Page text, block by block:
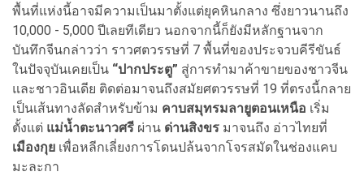
พื้นที่แห่งนี้อาจมีความเป็นมาตั้งแต่ยุคหินกลาง ซึ่งยาวนานถึง
10,000 - 5,000 ปีเลยทีเดียว นอกจากนี้ก็ยังมีหลักฐานจาก
บันทึกจีนกล่าวว่า ราวศตวรรษที่ 7 พื้นที่ของประจวบคีรีขันธ์
ในปัจจุบันเคยเป็น “ปากประตู” สู่การทำมาค้าขายของชาวจีน
และชาวอินเดีย ติดต่อมาจนถึงสมัยศตวรรษที่ 19 ที่ตรงนี้กลาย
เป็นเส้นทางลัดสำหรับข้าม คาบสมุทรมลายูตอนเหนือ เริ่ม
ตั้งแต่ แม่น้ำตะนาวศรี ผ่าน ด่านสิงขร มาจนถึง อ่าวไทยที่
เมืองกุย เพื่อหลีกเลี่ยงการโดนปล้นจากโจรสมัดในช่องแคบ
มะละกา